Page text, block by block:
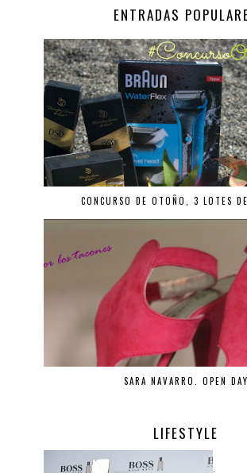
ENTRADAS
CONCURSO DE OTOÑO, 3 LOTES
SARA NAVARRO. OPEN DAY
LIFESTYLE
.